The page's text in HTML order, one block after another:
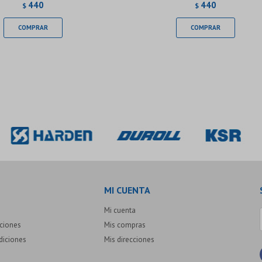
$ 440 $ 440
MI CUENTA
Mi cuenta
Mis compras
Mis direcciones